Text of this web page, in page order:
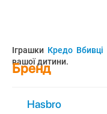
Іграшки Кредо Вбивці
вашої дитини.
Бренд
Hasbro